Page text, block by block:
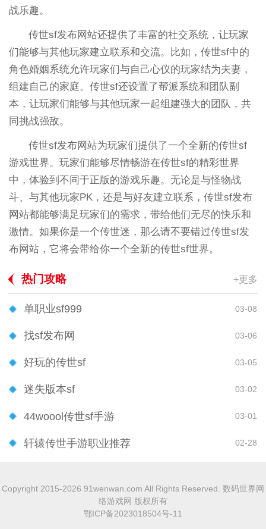
战乐趣。
传世sf发布网站还提供了丰富的社交系统，让玩家
们能够与其他玩家建立联系和交流。比如，传世sf中的
角色婚姻系统允许玩家们与自己心仪的玩家结为夫妻，
组建自己的家庭。传世sf还设置了帮派系统和团队副
本，让玩家们能够与其他玩家一起组建强大的团队，共
同挑战强敌。
传世sf发布网站为玩家们提供了一个全新的传世sf
游戏世界。玩家们能够尽情畅游在传世sf的精彩世界
中，体验到不同于正版的游戏乐趣。无论是与怪物战
斗、与其他玩家PK，还是与好友建立联系，传世sf发布
网站都能够满足玩家们的需求，带给他们无尽的快乐和
激情。如果你是一个传世迷，那么请不要错过传世sf发
布网站，它将会带给你一个全新的传世sf世界。
热门攻略 +更多
单职业sf999 03-08
找sf发布网 03-06
好玩的传世sf 03-05
迷失版本sf 03-02
44woool传世sf手游 03-01
轩辕传世手游职业推荐 02-28
Copyright 2015-2026 91wenwan.com All Rights Reserved. 数码世界网
络游戏网 版权所有
鄂ICP备2023018504号-11